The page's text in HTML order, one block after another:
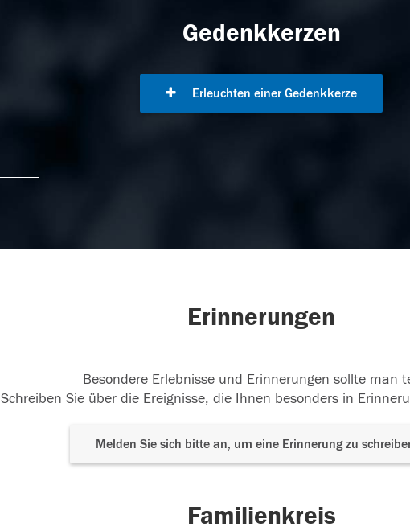
Gedenkkerzen
Erleuchten einer Gedenkkerze
Erinnerungen
Besondere Erlebnisse und Erinnerungen sollte man
Schreiben Sie über die Ereignisse, die Ihnen besonders in
Melden Sie sich bitte an, um eine Erinnerung zu
Familienkreis